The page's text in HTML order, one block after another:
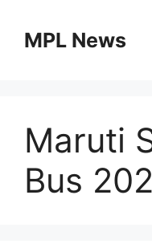
contentMPL News
Maruti
Bus